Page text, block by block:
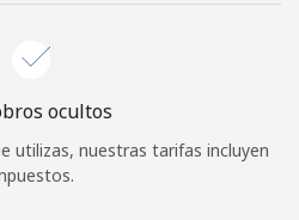
Sesión
o
ocultos
utilizas, nuestras tarifas incluyen